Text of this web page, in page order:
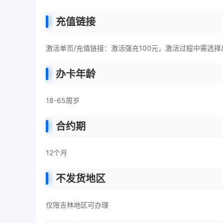
充值链接
激活单页/充值链接：激活强充100元，激活过程中需选
办卡年龄
18-65周岁
合约期
12个月
不发货地区
仅限吉林地区可办理